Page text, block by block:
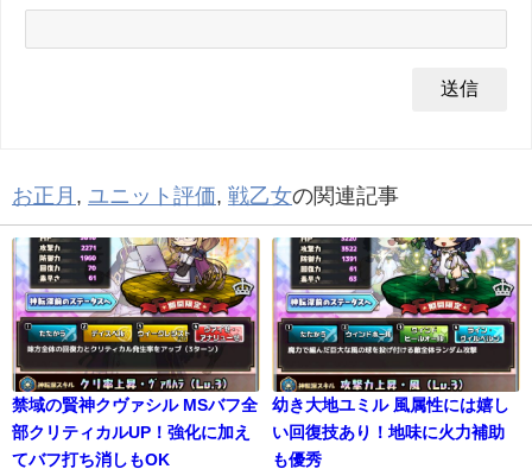
お正月 , ユニット評価, 戦乙女の関連記事
禁域の賢神クヴァシル MSバフ全
部クリティカルUP！強化に加え
てバフ打ち消しもOK
幼き大地ユミル 風属性には嬉し
い回復技あり！地味に火力補助
も優秀